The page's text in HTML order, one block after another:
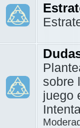
sobre
juego